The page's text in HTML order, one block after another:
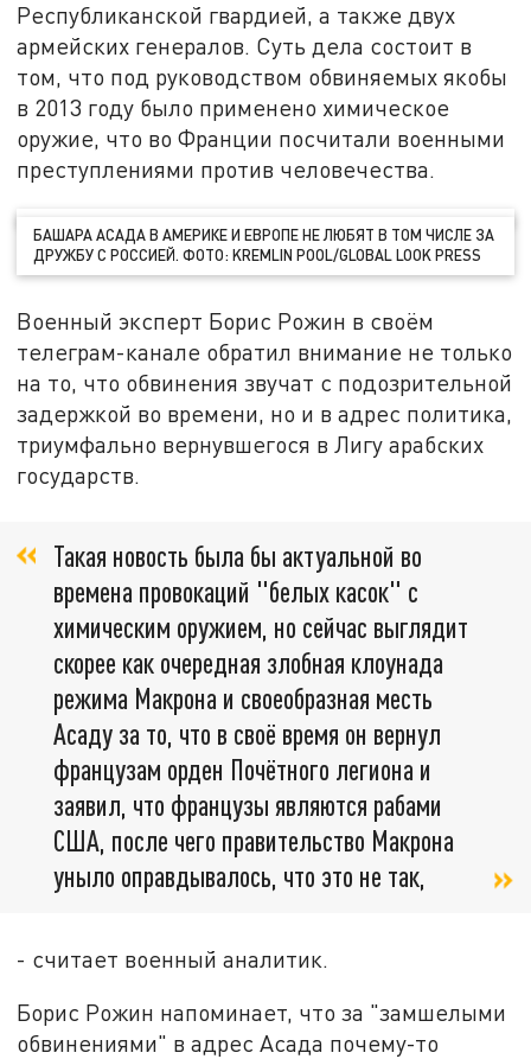
Республиканской гвардией, а также двух
армейских генералов. Суть дела состоит в
том, что под руководством обвиняемых якобы
в 2013 году было применено химическое
оружие, что во Франции посчитали военными
преступлениями против человечества.
БАШАРА АСАДА В АМЕРИКЕ И ЕВРОПЕ НЕ ЛЮБЯТ В ТОМ ЧИСЛЕ ЗА
ДРУЖБУ С РОССИЕЙ. ФОТО: KREMLIN POOL/GLOBAL LOOK PRESS
Военный эксперт Борис Рожин в своём
телеграм-канале обратил внимание не только
на то, что обвинения звучат с подозрительной
задержкой во времени, но и в адрес политика,
триумфально вернувшегося в Лигу арабских
государств.
Такая новость была бы актуальной во
времена провокаций "белых касок" с
химическим оружием, но сейчас выглядит
скорее как очередная злобная клоунада
режима Макрона и своеобразная месть
Асаду за то, что в своё время он вернул
французам орден Почётного легиона и
заявил, что французы являются рабами
США, после чего правительство Макрона
уныло оправдывалось, что это не так,
- считает военный аналитик.
Борис Рожин напоминает, что за "замшелыми
обвинениями" в адрес Асада почему-то